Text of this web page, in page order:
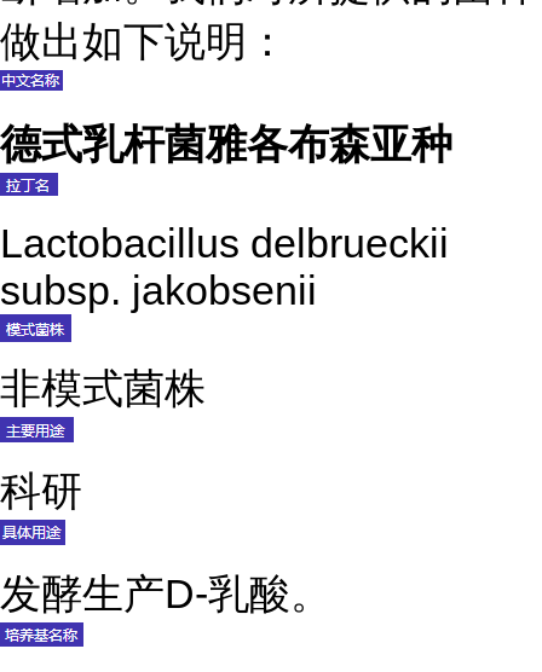
做出如下说明：
德式乳杆菌雅各布森亚种
Lactobacillus delbrueckii
subsp. jakobsenii
非模式菌株
科研
发酵生产D-乳酸。